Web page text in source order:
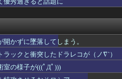
夫でしょ」→生で食べた瞬間、...
倍はデカいぞ
てしまう・・・・・
話せばいいか分からない
で見た。その次の瞬間、女が...
自分のやってる感を出す効果...
がHすぎる
かずに墜落してしまう。
ックと衝突したドラレコが（ノ∇`）
室の様子が(((ﾟДﾟ)))